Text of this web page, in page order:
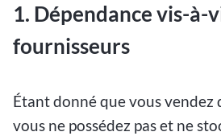
1. Dépendance vis-à-
fournisseurs
Étant donné que vous vendez
vous ne possédez pas et ne